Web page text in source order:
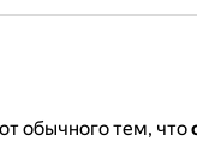
обычного тем, что